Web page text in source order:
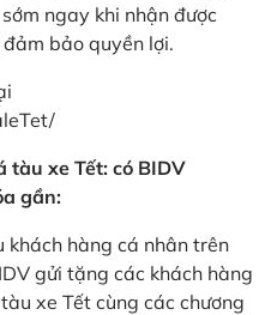
ngay khi nhận được
bảo quyền lợi.
tàu xe Tết: có BIDV
gần:
hàng cá nhân trên
gửi tặng các khách hàng
xe Tết cùng các chương